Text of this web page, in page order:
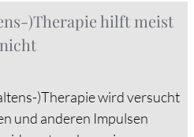
)Therapie hilft meist
nicht
)Therapie wird versucht
und anderen Impulsen